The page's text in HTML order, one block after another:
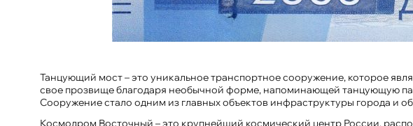
Танцующий мост – это уникальное транспортное сооружение, которое
свое прозвище благодаря необычной форме, напоминающей танцующую
Сооружение стало одним из главных объектов инфраструктуры города и
Космодром Восточный – это крупнейший космический центр России,